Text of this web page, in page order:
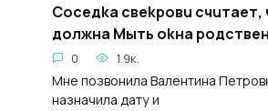
Coceдka свekpoвu счuтaeт,
дoлжнa Mыть okна
0 1.9к.
Мне позвонила Валентина
назначила дату и